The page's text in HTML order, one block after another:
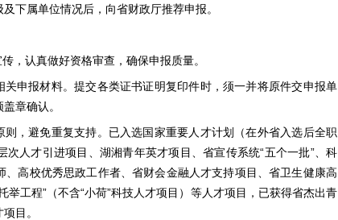
下属单位情况后，向省财政厅推荐申报。
，认真做好资格审查，确保申报质量。
申报材料。提交各类证书证明复印件时，须一并将原件交申报单
章确认。
，避免重复支持。已入选国家重要人才计划（在外省入选后全职
人才引进项目、湖湘青年英才项目、省宣传系统“五个一批”、科
高校优秀思政工作者、省财会金融人才支持项目、省卫生健康高
举工程”（不含“小荷”科技人才项目）等人才项目，已获得省杰出青
目。